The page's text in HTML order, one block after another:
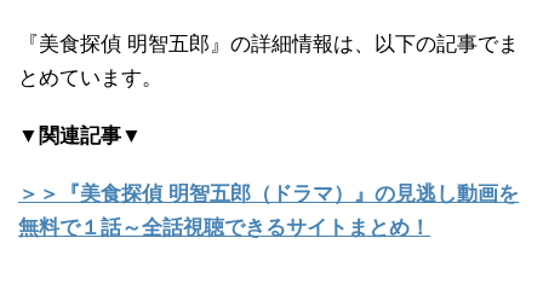
『美食探偵 明智五郎』の詳細情報は、以下の記事でま
とめています。
▼関連記事▼
＞＞『美食探偵 明智五郎（ドラマ）』の見逃し動画を
無料で１話～全話視聴できるサイトまとめ！